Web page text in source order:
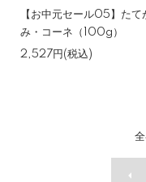
【お中元セール05】たて
み・コーネ（100g）
2,527円(税込)
全